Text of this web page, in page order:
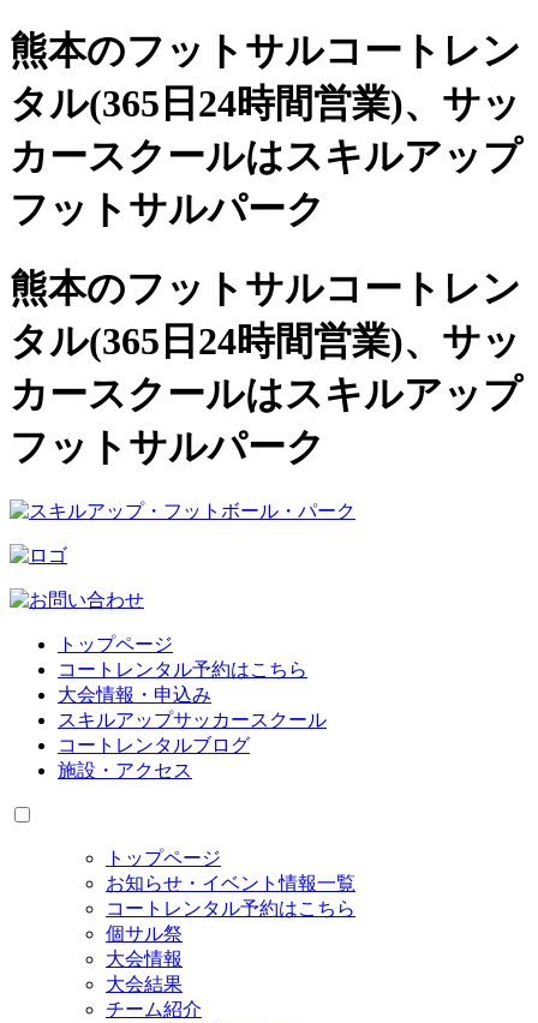
熊本のフットサルコートレン
タル(365日24時間営業)、 サッ
カースクールはスキルアップ
フットサルパーク
熊本のフットサルコートレン
タル(365日24時間営業)、サッ
カースクールはスキルアップ
フットサルパーク
トップページ
コートレンタル予約はこちら
大会情報・申込み
スキルアップサッカースクール
コートレンタルブログ
施設・アクセス
トップページ
お知らせ・イベント情報一覧
コートレンタル予約はこちら
個サル祭
大会情報
大会結果
チーム紹介